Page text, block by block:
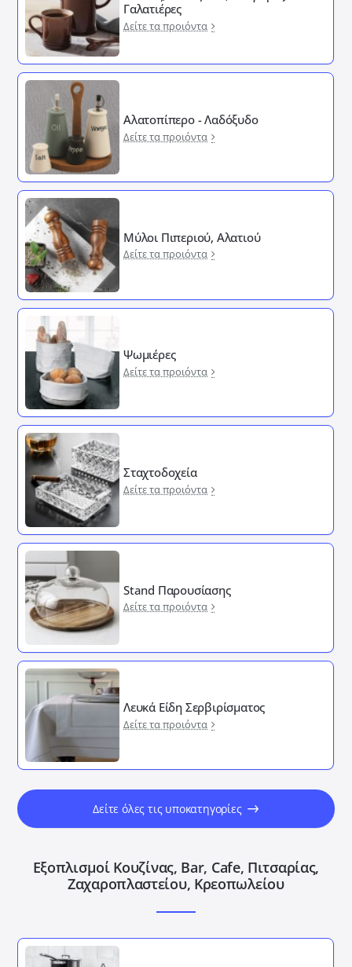
Γαλατιέρες
Δείτε τα προιόντα
Αλατοπίπερο - Λαδόξυδο
Δείτε τα προιόντα
Μύλοι Πιπεριού, Αλατιού
Δείτε τα προιόντα
Ψωμιέρες
Δείτε τα προιόντα
Σταχτοδοχεία
Δείτε τα προιόντα
Stand Παρουσίασης
Δείτε τα προιόντα
Λευκά Είδη Σερβιρίσματος
Δείτε τα προιόντα
Δείτε όλες τις υποκατηγορίες
Εξοπλισμοί Κουζίνας, Bar, Cafe, Πιτσαρίας,
Ζαχαροπλαστείου, Κρεοπωλείου